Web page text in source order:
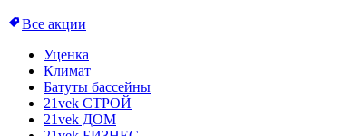
Все акции
Уценка
Климат
Батуты бассейны
21vek СТРОЙ
21vek ДОМ